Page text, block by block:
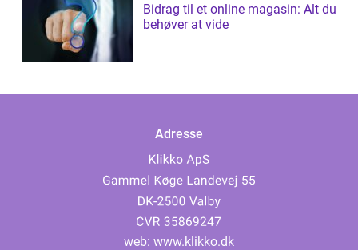
Bidrag til et online magasin: Alt du
behøver at vide
Adresse
web: www.klikko.dk